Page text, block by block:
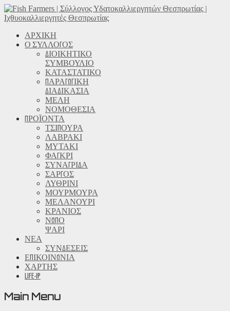
ΑΡΧΙΚΗ
Ο ΣΥΛΛΟΓΟΣ
ΔΙΟΙΚΗΤΙΚΟ
ΣΥΜΒΟΥΛΙΟ
ΚΑΤΑΣΤΑΤΙΚΟ
ΠΑΡΑΓΩΓΙΚΗ
ΔΙΑΔΙΚΑΣΙΑ
ΜΕΛΗ
ΝΟΜΟΘΕΣΙΑ
ΠΡΟΪΟΝΤΑ
ΤΣΙΠΟΥΡΑ
ΛΑΒΡΑΚΙ
ΜΥΤΑΚΙ
ΦΑΓΚΡΙ
ΣΥΝΑΓΡΙΔΑ
ΣΑΡΓΟΣ
ΛΥΘΡΙΝΙ
ΜΟΥΡΜΟΥΡΑ
ΜΕΛΑΝΟΥΡΙ
ΚΡΑΝΙΟΣ
ΝΩΠΟ
ΨΑΡΙ
ΝΕΑ
ΣΥΝΔΕΣΕΙΣ
ΕΠΙΚΟΙΝΩΝΙΑ
ΧΑΡΤΗΣ
LIFE-IP
Main Menu